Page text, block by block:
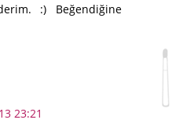
:) Beğendiğine
23:21